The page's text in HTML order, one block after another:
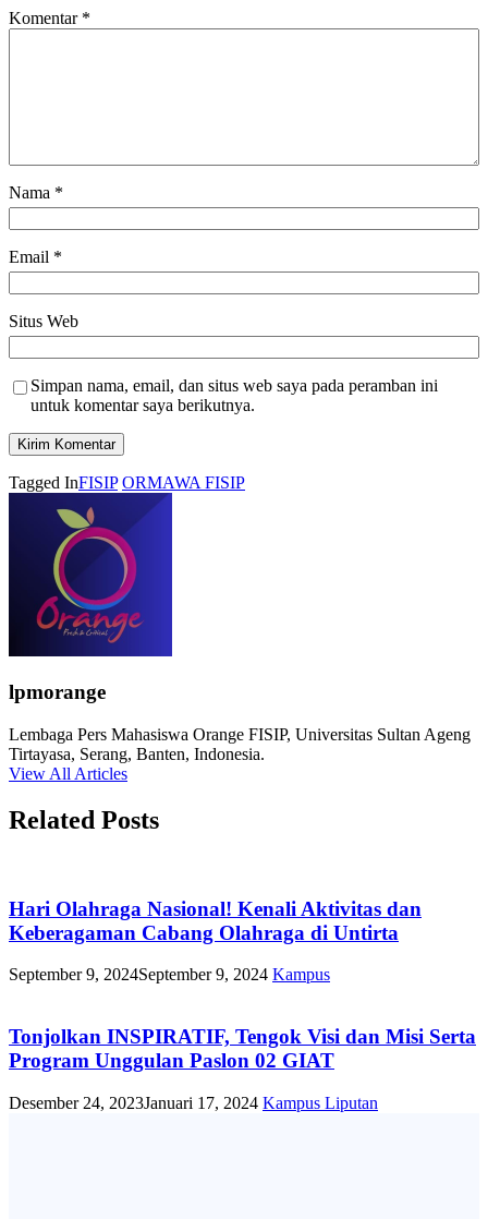
Komentar *
Nama *
Email *
Situs Web
Simpan nama, email, dan situs web saya pada peramban ini
untuk komentar saya berikutnya.
Tagged InFISIP ORMAWA FISIP
lpmorange
Lembaga Pers Mahasiswa Orange FISIP, Universitas Sultan Ageng
Tirtayasa, Serang, Banten, Indonesia.
View All Articles
Related Posts
Hari Olahraga Nasional! Kenali Aktivitas dan
Keberagaman Cabang Olahraga di Untirta
September 9, 2024September 9, 2024 Kampus
Tonjolkan INSPIRATIF, Tengok Visi dan Misi Serta
Program Unggulan Paslon 02 GIAT
Desember 24, 2023Januari 17, 2024 Kampus Liputan